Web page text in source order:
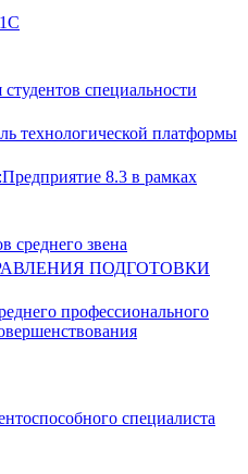
специальности
технологической платформы
8.3 в рамках
среднего звена
ПОДГОТОВКИ
профессионального
специалиста